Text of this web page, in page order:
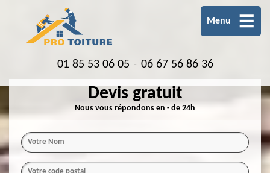
Menu
01 85 53 06 05 - 06 67 56 86 36
Devis gratuit
Nous vous répondons en - de 24h